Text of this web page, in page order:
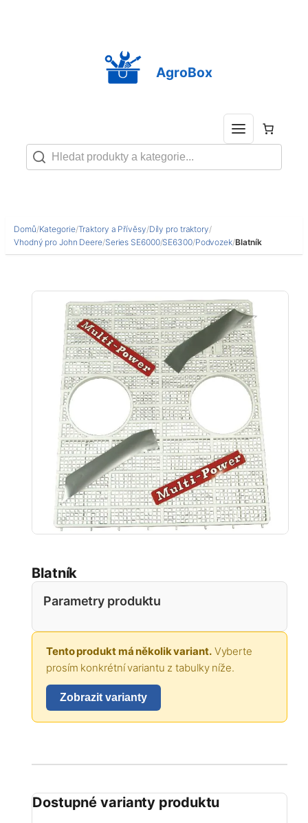
AgroBox
Domů/Kategorie/Traktory a Přívěsy/Díly pro traktory/
Vhodný pro John Deere/Series SE6000/SE6300/Podvozek/Blatník
Blatník
Parametry produktu
Tento produkt má několik variant.Vyberte
prosím konkrétní variantu z tabulky níže.
Zobrazit varianty
Dostupné varianty produktu